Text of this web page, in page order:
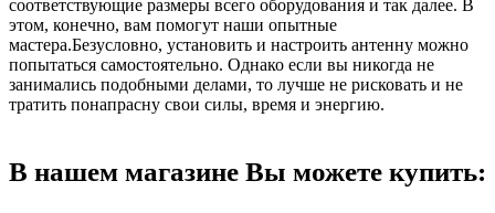
соответствующие размеры всего оборудования и так далее. В
этом, конечно, вам помогут наши опытные
мастера.Безусловно, установить и настроить антенну можно
попытаться самостоятельно. Однако если вы никогда не
занимались подобными делами, то лучше не рисковать и не
тратить понапрасну свои силы, время и энергию.
В нашем магазине Вы можете купить: